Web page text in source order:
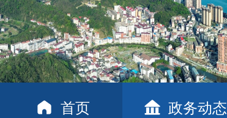
首页 政务动态